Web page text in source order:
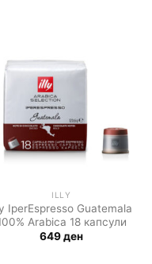
ILLY
IperEspresso Guatemala
Arabica 18 капсули
649ден